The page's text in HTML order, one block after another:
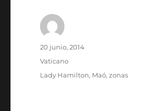
Autor
Publicado
20 junio, 2014
Categorías
Vaticano
Etiquetas
Lady Hamilton, Maó,zonas